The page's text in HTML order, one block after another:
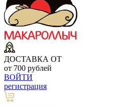
ДОСТАВКА ОТ
от 700 рублей
ВОЙТИ
регистрация